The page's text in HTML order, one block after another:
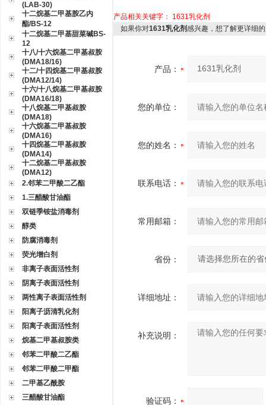
(LAB-30)
十二烷基二甲基胺乙内
酯/BS-12
十二烷基二甲基甜菜碱BS-
12
十八/十六烷基二甲基叔胺
(DMA18/16)
十二/十四烷基二甲基叔胺
(DMA12/14)
十六/十八烷基二甲基叔胺
(DMA16/18)
十八烷基二甲基叔胺
(DMA18)
十六烷基二甲基叔胺
(DMA16)
十四烷基二甲基叔胺
(DMA14)
十二烷基二甲基叔胺
(DMA12)
2.邻苯二甲酸二乙酯
1.三醋酸甘油酯
双链季铵盐消毒剂
醇类
防腐消毒剂
荧光增白剂
非离子表面活性剂
阴离子表面活性剂
两性离子表面活性剂
阳离子沥清乳化剂
阳离子表面活性剂
烷基二甲基叔胺类
邻苯二甲酸二乙酯
邻苯二甲酸二甲酯
二甲基乙酰胺
三醋酸甘油酯
产品相关关键字： 1631乳化剂
如果你对1631乳化剂感兴趣，想了解更详细
产品：
您的单位：
您的姓名：
联系电话：
常用邮箱：
省份：
详细地址：
补充说明：
验证码：